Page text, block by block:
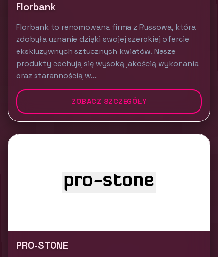
Florbank
Florbank to renomowana firma z Russowa, która
zdobyła uznanie dzięki swojej szerokiej ofercie
ekskluzywnych sztucznych kwiatów. Nasze
produkty cechują się wysoką jakością wykonania
oraz starannością w...
ZOBACZ SZCZEGÓŁY
PRO-STONE